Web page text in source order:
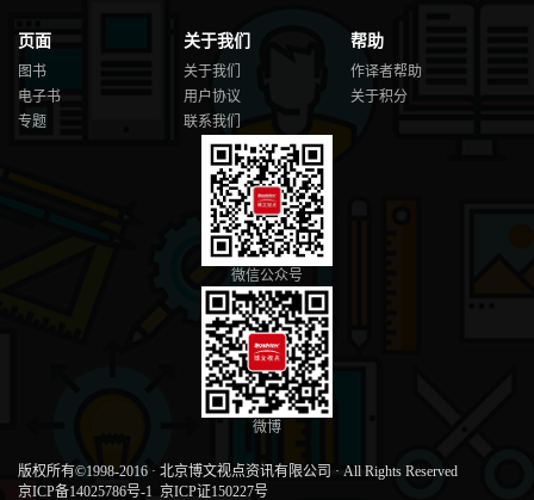
页面
图书
电子书
专题
关于我们
关于我们
用户协议
联系我们
帮助
作译者帮助
关于积分
微信公众号
微博
版权所有©1998-2016 · 北京博文视点资讯有限公司 · All Rights Reserved
京ICP备14025786号-1 京ICP证150227号